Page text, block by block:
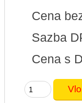
Cena
Sazba
Cena s